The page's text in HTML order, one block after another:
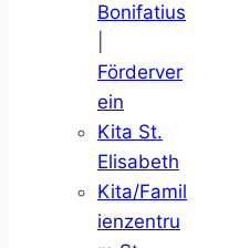
Bonifatius
Förderver
ein
Kita St.
Elisabeth
Kita/Famil
ienzentru